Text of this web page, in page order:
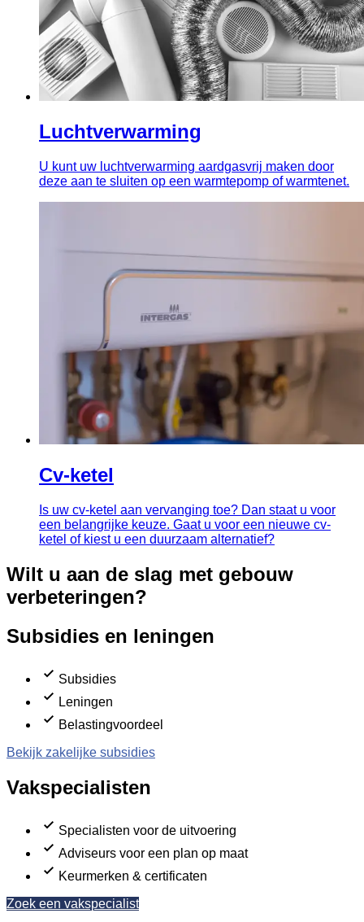
Luchtverwarming
U kunt uw luchtverwarming aardgasvrij maken door
deze aan te sluiten op een warmtepomp of warmtenet.
Cv-ketel
Is uw cv-ketel aan vervanging toe? Dan staat u voor
een belangrijke keuze. Gaat u voor een nieuwe cv-
ketel of kiest u een duurzaam alternatief?
Wilt u aan de slag met gebouw
verbeteringen?
Subsidies en leningen
Subsidies
Leningen
Belastingvoordeel
Bekijk zakelijke subsidies
Vakspecialisten
Specialisten voor de uitvoering
Adviseurs voor een plan op maat
Keurmerken & certificaten
Zoek een vakspecialist